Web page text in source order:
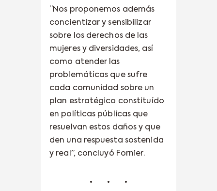
“Nos proponemos además
concientizar y sensibilizar
sobre los derechos de las
mujeres y diversidades, así
como atender las
problemáticas que sufre
cada comunidad sobre un
plan estratégico constituído
en políticas públicas que
resuelvan estos daños y que
den una respuesta sostenida
y real”, concluyó Fornier.